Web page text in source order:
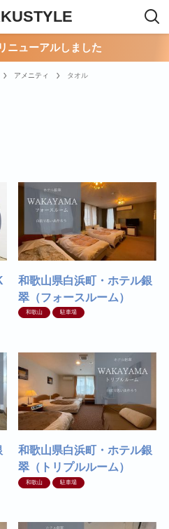
ニューアルしました
アメニティ タオル
和歌山県白浜町・ホテル銀
翠（フォースルーム）
和歌山 駐車場
和歌山県白浜町・ホテル銀
翠（トリプルルーム）
和歌山 駐車場